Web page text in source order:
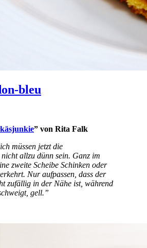
bleu
” von Rita Falk
müssen jetzt die
nicht allzu dünn sein. Ganz im
zweite Scheibe Schinken oder
Nur aufpassen, dass der
zufällig in der Nähe ist, während
gell.”